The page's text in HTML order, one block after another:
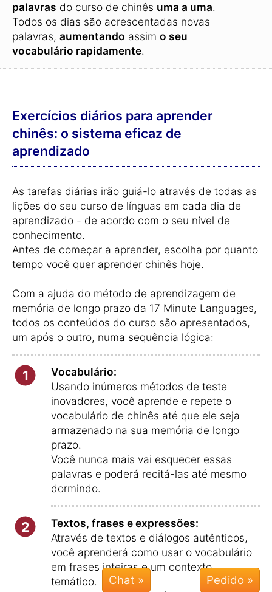
palavras do curso de chinês uma a uma.
Todos os dias são acrescentadas novas
palavras, aumentando assim o seu
vocabulário rapidamente.
Exercícios diários para aprender
chinês: o sistema eficaz de
aprendizado
As tarefas diárias irão guiá-lo através de todas as
lições do seu curso de línguas em cada dia de
aprendizado - de acordo com o seu nível de
conhecimento.
Antes de começar a aprender, escolha por quanto
tempo você quer aprender chinês hoje.
Com a ajuda do método de aprendizagem de
memória de longo prazo da 17 Minute Languages,
todos os conteúdos do curso são apresentados,
um após o outro, numa sequência lógica:
1
Vocabulário:
Usando inúmeros métodos de teste
inovadores, você aprende e repete o
vocabulário de chinês até que ele seja
armazenado na sua memória de longo
prazo.
Você nunca mais vai esquecer essas
palavras e poderá recitá-las até mesmo
dormindo.
2
Textos, frases e expressões:
Através de textos e diálogos autênticos,
você aprenderá como usar o vocabulário
em frases inteiras e um contexto
temático.
Chat »